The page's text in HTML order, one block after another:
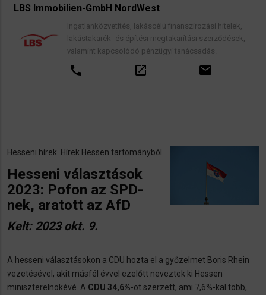
LBS Immobilien-GmbH NordWest
Ingatlanközvetítés, lakáscélú finanszírozási hitelek,
lakástakarék- és építési megtakarítási szerződések,
valamint kapcsolódó pénzügyi tanácsadás.
call open_in_new email
​Hesseni hírek. Hírek Hessen tartományból.
Hesseni választások
2023: Pofon az SPD-
nek, aratott az AfD
Kelt: 2023 okt. 9.
A hesseni választásokon a CDU hozta el a győzelmet Boris Rhein
vezetésével, akit másfél évvel ezelőtt neveztek ki Hessen
miniszterelnökévé. A CDU 34,6%-ot szerzett, ami 7,6%-kal több,